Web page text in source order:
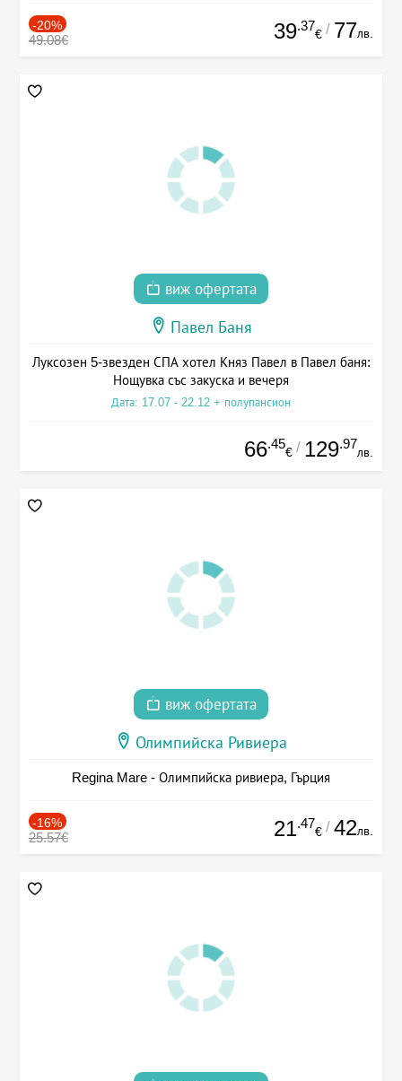
-20%
49.08€ 39.37
€ / 77лв.
виж офертата
Павел Баня
Луксозен 5-звезден СПА хотел Княз Павел в Павел баня:
Нощувка със закуска и вечеря
Дата: 17.07 - 22.12 + полупансион
66.45
€ / 129.97
лв.
виж офертата
Олимпийска Ривиера
Regina Mare - Олимпийска ривиера, Гърция
-16%
25.57€ 21.47
€ / 42лв.